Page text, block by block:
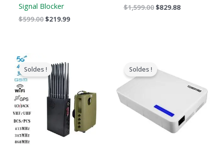
Signal Blocker
$599.00$219.99
$1,599.00$829.88
Soldes !
prix
original
était
:
$1,539.00.$839.99.
Soldes !original
est